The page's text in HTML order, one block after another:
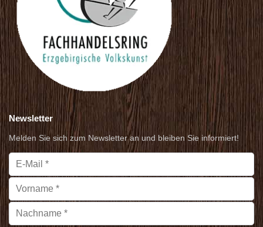
Newsletter
Melden Sie sich zum Newsletter an und bleiben Sie informiert!